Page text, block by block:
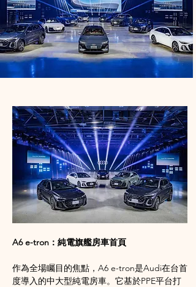
A6 e-tron：純電旗艦房車首頁
作為全場矚目的焦點，A6 e-tron是Audi在台首
度導入的中大型純電房車。它基於PPE平台打